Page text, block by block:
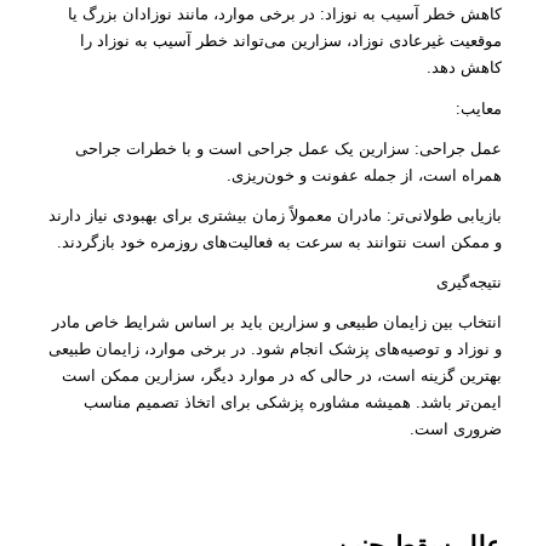
کاهش خطر آسیب به نوزاد: در برخی موارد، مانند نوزادان بزرگ یا
موقعیت غیرعادی نوزاد، سزارین می‌تواند خطر آسیب به نوزاد را
کاهش دهد.
معایب:
عمل جراحی: سزارین یک عمل جراحی است و با خطرات جراحی
همراه است، از جمله عفونت و خون‌ریزی.
بازیابی طولانی‌تر: مادران معمولاً زمان بیشتری برای بهبودی نیاز دارند
و ممکن است نتوانند به سرعت به فعالیت‌های روزمره خود بازگردند.
نتیجه‌گیری
انتخاب بین زایمان طبیعی و سزارین باید بر اساس شرایط خاص مادر
و نوزاد و توصیه‌های پزشک انجام شود. در برخی موارد، زایمان طبیعی
بهترین گزینه است، در حالی که در موارد دیگر، سزارین ممکن است
ایمن‌تر باشد. همیشه مشاوره پزشکی برای اتخاذ تصمیم مناسب
ضروری است.